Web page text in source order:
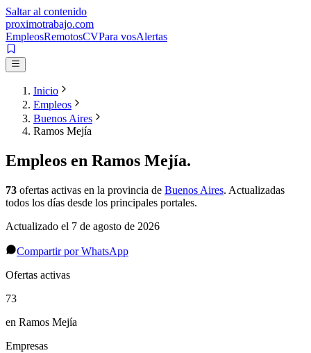
Saltar al contenido
proximotrabajo.com
EmpleosRemotosCVPara vosAlertas
Inicio
Empleos
Buenos Aires
Ramos Mejía
Empleos en Ramos Mejía.
73 ofertas activas en la provincia de Buenos Aires. Actualizadas
todos los días desde los principales portales.
Actualizado el 7 de agosto de 2026
Compartir por WhatsApp
Ofertas activas
73
en Ramos Mejía
Empresas